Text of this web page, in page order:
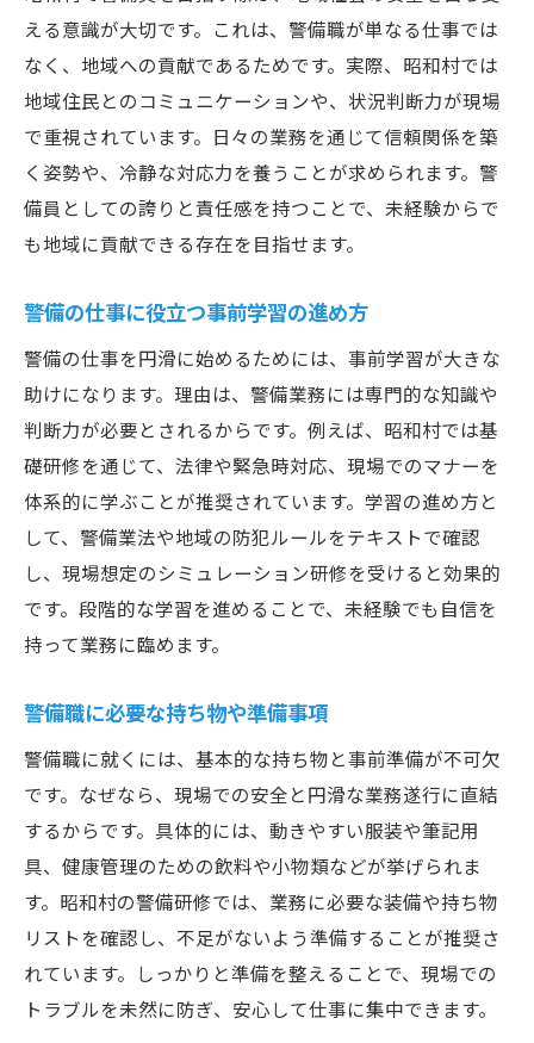
える意識が大切です。これは、警備職が単なる仕事では
なく、地域への貢献であるためです。実際、昭和村では
地域住民とのコミュニケーションや、状況判断力が現場
で重視されています。日々の業務を通じて信頼関係を築
く姿勢や、冷静な対応力を養うことが求められます。警
備員としての誇りと責任感を持つことで、未経験からで
も地域に貢献できる存在を目指せます。
警備の仕事に役立つ事前学習の進め方
警備の仕事を円滑に始めるためには、事前学習が大きな
助けになります。理由は、警備業務には専門的な知識や
判断力が必要とされるからです。例えば、昭和村では基
礎研修を通じて、法律や緊急時対応、現場でのマナーを
体系的に学ぶことが推奨されています。学習の進め方と
して、警備業法や地域の防犯ルールをテキストで確認
し、現場想定のシミュレーション研修を受けると効果的
です。段階的な学習を進めることで、未経験でも自信を
持って業務に臨めます。
警備職に必要な持ち物や準備事項
警備職に就くには、基本的な持ち物と事前準備が不可欠
です。なぜなら、現場での安全と円滑な業務遂行に直結
するからです。具体的には、動きやすい服装や筆記用
具、健康管理のための飲料や小物類などが挙げられま
す。昭和村の警備研修では、業務に必要な装備や持ち物
リストを確認し、不足がないよう準備することが推奨さ
れています。しっかりと準備を整えることで、現場での
トラブルを未然に防ぎ、安心して仕事に集中できます。